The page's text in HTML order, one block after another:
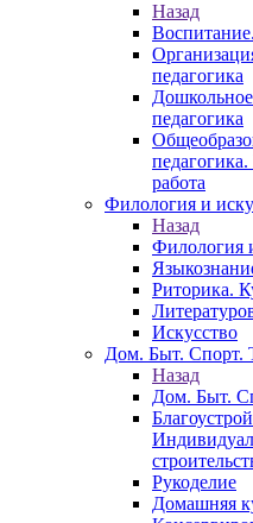
Назад
педагогика
педагогика
работа
Филология и
Назад
Филология
Риторика.
Искусство
Дом. Быт. Спорт.
Назад
Дом. Быт.
Рукоделие
Домашняя